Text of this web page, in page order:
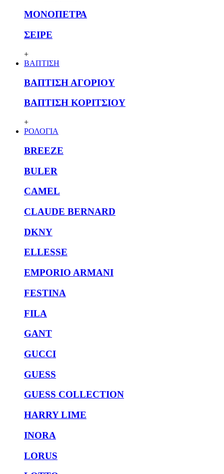
ΜΟΝΟΠΕΤΡΑ
ΣΕΙΡΕ
+
ΒΑΠΤΙΣΗ
ΒΑΠΤΙΣΗ ΑΓΟΡΙΟΥ
ΒΑΠΤΙΣΗ ΚΟΡΙΤΣΙΟΥ
+
ΡΟΛΟΓΙΑ
BREEZE
BULER
CAMEL
CLAUDE BERNARD
DKNY
ELLESSE
EMPORIO ARMANI
FESTINA
FILA
GANT
GUCCI
GUESS
GUESS COLLECTION
HARRY LIME
INORA
LORUS